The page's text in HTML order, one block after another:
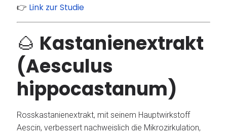
👉 Link zur Studie
🌰 Kastanienextrakt
(Aesculus
hippocastanum)
Rosskastanienextrakt, mit seinem Hauptwirkstoff
Aescin, verbessert nachweislich die Mikrozirkulation,